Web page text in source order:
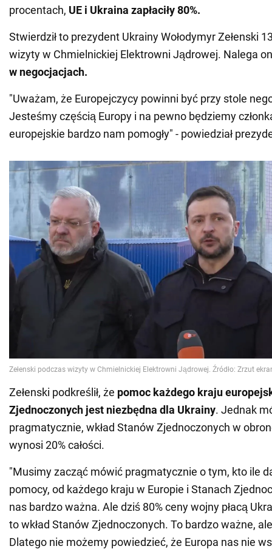
procentach, UE i Ukraina zapłaciły 80%.
Stwierdził to prezydent Ukrainy Wołodymyr Zełenski
wizyty w Chmielnickiej Elektrowni Jądrowej. Nalega
w negocjacjach.
"Uważam, że Europejczycy powinni być przy stole
Jesteśmy częścią Europy i na pewno będziemy
europejskie bardzo nam pomogły" - powiedział
Zełenski podkreślił, że pomoc każdego kraju
Zjednoczonych jest niezbędna dla Ukrainy. Jednak
pragmatycznie, wkład Stanów Zjednoczonych w
wynosi 20% całości.
"Musimy zacząć mówić pragmatycznie o tym, kto ile
pomocy, od każdego kraju w Europie i Stanach
nas bardzo ważna. Ale dziś 80% ceny wojny płacą
to wkład Stanów Zjednoczonych. To bardzo ważne,
Dlatego nie możemy powiedzieć, że Europa nas nie